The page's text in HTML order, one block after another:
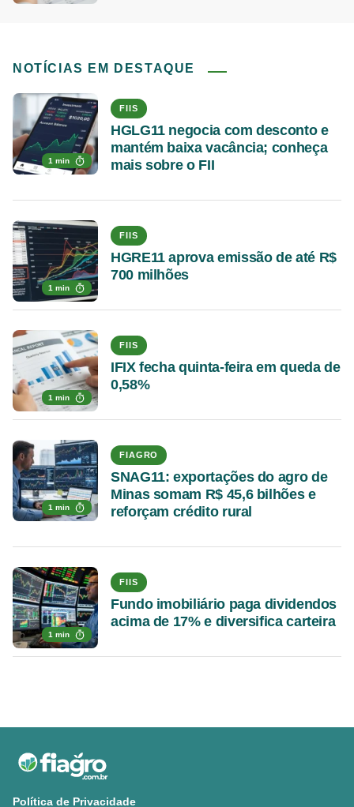
NOTÍCIAS EM DESTAQUE
1 min
FIIS
HGLG11 negocia com desconto e
mantém baixa vacância; conheça
mais sobre o FII
1 min
FIIS
HGRE11 aprova emissão de até R$
700 milhões
1 min
FIIS
IFIX fecha quinta-feira em queda de
0,58%
1 min
FIAGRO
SNAG11: exportações do agro de
Minas somam R$ 45,6 bilhões e
reforçam crédito rural
1 min
FIIS
Fundo imobiliário paga dividendos
acima de 17% e diversifica carteira
Política de Privacidade